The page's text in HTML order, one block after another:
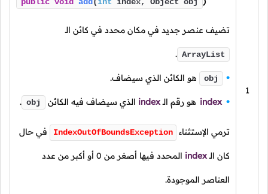
1
تضيف عنصر جديد في مكان محدد في كائن الـ
ArrayList
.
obj هو الكائن الذي سيضاف.
index هو رقم الـindex الذي سيضاف فيه الكائن obj
.
ترمي الإستثناء IndexOutOfBoundsException في حال
كان الـindex المحدد فيها أصغر من 0 أو أكبر من عدد
العناصر الموجودة.